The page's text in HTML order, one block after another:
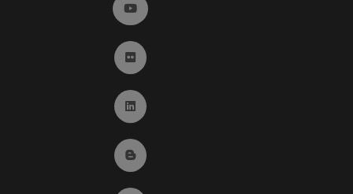
Ir a YouTube (abre en ventana nueva)
Ir a Flickr (abre en ventana nueva)
Ir a Linkedin (abre en ventana nueva)
Ir al Blog (abre en ventana nueva)